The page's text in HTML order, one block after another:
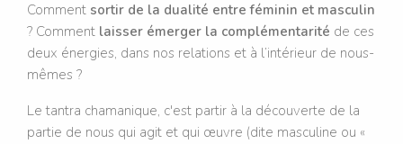
Comment sortir de la dualité entre féminin et masculin
? Comment laisser émerger la complémentarité de ces
deux énergies, dans nos relations et à l’intérieur de nous-
mêmes ?
Le tantra chamanique, c'est partir à la découverte de la
partie de nous qui agit et qui œuvre (dite masculine ou «